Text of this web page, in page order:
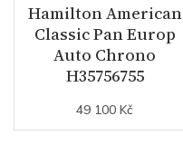
Hamilton American
Classic Pan Europ
Auto Chrono
H35756755
49 100 Kč